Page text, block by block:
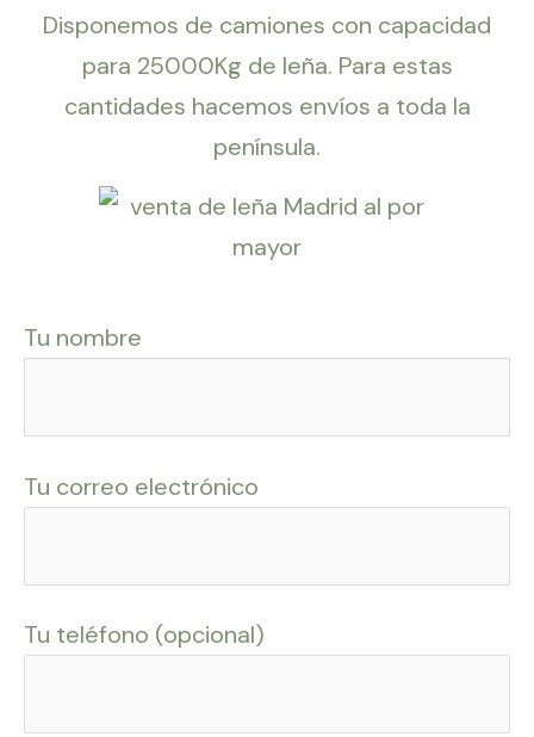
Disponemos de camiones con capacidad
para 25000Kg de leña. Para estas
cantidades hacemos envíos a toda la
península.
Tu nombre
Tu correo electrónico
Tu teléfono (opcional)